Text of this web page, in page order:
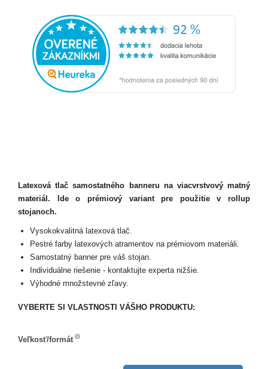
Latexová tlač samostatného banneru na viacvrstvový matný
materiál. Ide o prémiový variant pre použitie v rollup
stojanoch.
Vysokokvalitná latexová tlač.
Pestré farby latexových atramentov na prémiovom materiáli.
Samostatný banner pre váš stojan.
Individuálne riešenie - kontaktujte experta nižšie.
Výhodné množstevné zľavy.
VYBERTE SI VLASTNOSTI VÁŠHO PRODUKTU:
Veľkosť/formát